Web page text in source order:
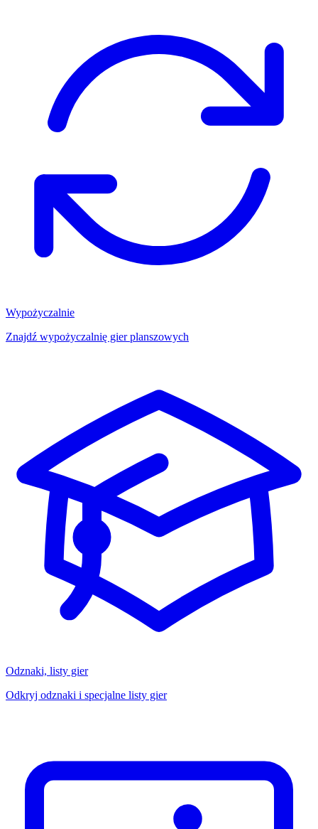
Wypożyczalnie
Znajdź wypożyczalnię gier planszowych
Odznaki, listy gier
Odkryj odznaki i specjalne listy gier